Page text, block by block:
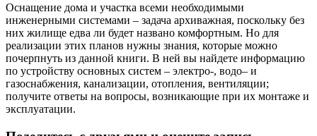
Оснащение дома и участка всеми необходимыми
инженерными системами – задача архиважная, поскольку без
них жилище едва ли будет названо комфортным. Но для
реализации этих планов нужны знания, которые можно
почерпнуть из данной книги. В ней вы найдете информацию
по устройству основных систем – электро-, водо– и
газоснабжения, канализации, отопления, вентиляции;
получите ответы на вопросы, возникающие при их монтаже и
эксплуатации.